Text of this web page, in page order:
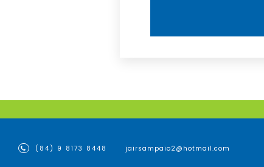
(84) 9 8173 8448 jairsampaio2@hotmail.com